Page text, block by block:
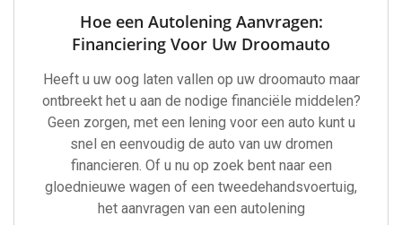
Hoe een Autolening Aanvragen:
Financiering Voor Uw Droomauto
Heeft u uw oog laten vallen op uw droomauto maar
ontbreekt het u aan de nodige financiële middelen?
Geen zorgen, met een lening voor een auto kunt u
snel en eenvoudig de auto van uw dromen
financieren. Of u nu op zoek bent naar een
gloednieuwe wagen of een tweedehandsvoertuig,
het aanvragen van een autolening